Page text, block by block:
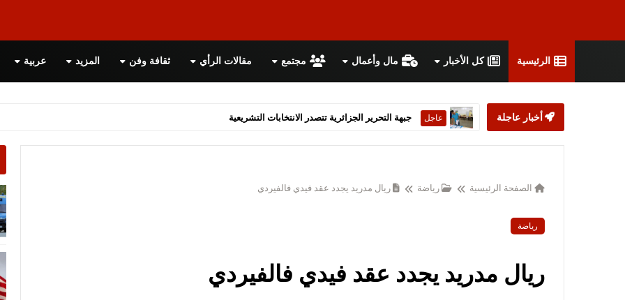
الرئيسية كل الأخبار مال وأعمال مجتمع مقالات الرأي ثقافة وفن المزيد عربية
أخبار عاجلة عاجل ستارمر يعلن استقالته من رئاسة الحكومة البريطانية
الصفحة الرئيسية رياضة ريال مدريد يجدد عقد فيدي فالفيردي
رياضة
ريال مدريد يجدد عقد فيدي فالفيردي